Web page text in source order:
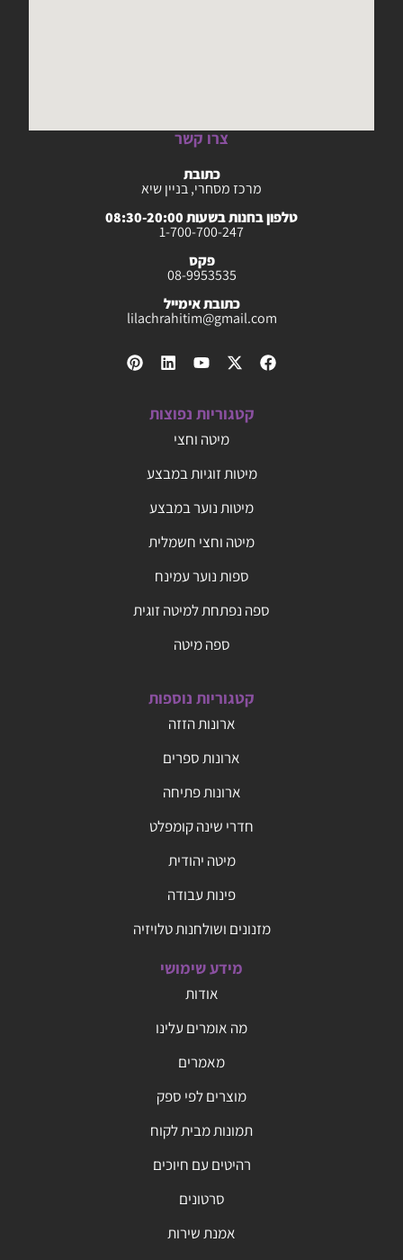
צרו קשר
כתובת
מרכז מסחרי, בניין שיא
טלפון בחנות בשעות 08:30-20:00
1-700-700-247
פקס
08-9953535
כתובת אימייל
lilachrahitim@gmail.com
קטגוריות נפוצות
מיטה וחצי
מיטות זוגיות במבצע
מיטות נוער במבצע
מיטה וחצי חשמלית
ספות נוער עמינח
ספה נפתחת למיטה זוגית
ספה מיטה
קטגוריות נוספות
ארונות הזזה
ארונות ספרים
ארונות פתיחה
חדרי שינה קומפלט
מיטה יהודית
פינות עבודה
מזנונים ושולחנות טלויזיה
מידע שימושי
אודות
מה אומרים עלינו
מאמרים
מוצרים לפי ספק
תמונות מבית לקוח
רהיטים עם חיוכים
סרטונים
אמנת שירות